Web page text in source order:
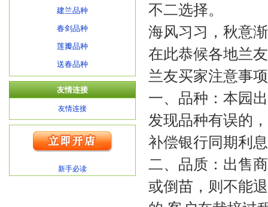
建兰品种
春剑品种
莲瓣品种
送春品种
友情连接
友情连接
新手必读
不二选择。
海风习习，秋意
在此恭候各地兰
兰友买家注意事
一、品种：本园
发现品种有误的
补偿银行同期利
二、品质：出售
或倒苗，则不能